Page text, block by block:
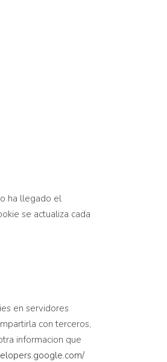
ha llegado el
se actualiza cada
en servidores
con terceros,
informacion que